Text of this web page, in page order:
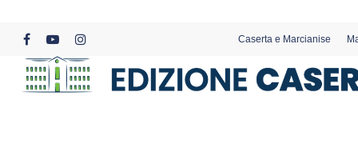
content
facebookyoutubeinstagram
Caserta e Marcianise